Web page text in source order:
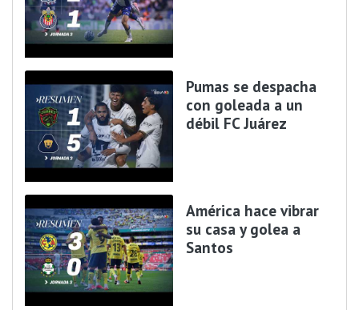
Pumas se despacha
con goleada a un
débil FC Juárez
América hace vibrar
su casa y golea a
Santos